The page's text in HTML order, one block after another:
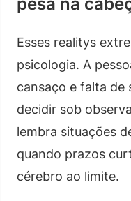
Esses realitys
psicologia. A
cansaço e falta de
decidir sob
lembra situações
quando prazos
cérebro ao limite.